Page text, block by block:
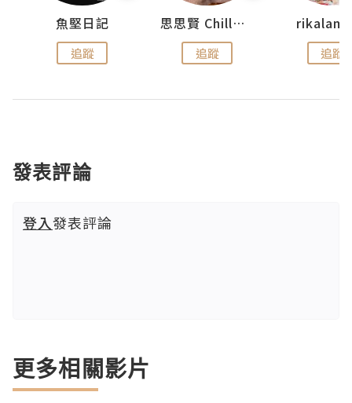
魚堅日記
追蹤
思思賢 ChillMyBabe
追蹤 追蹤
發表評論
登入發表評論
更多相關影片